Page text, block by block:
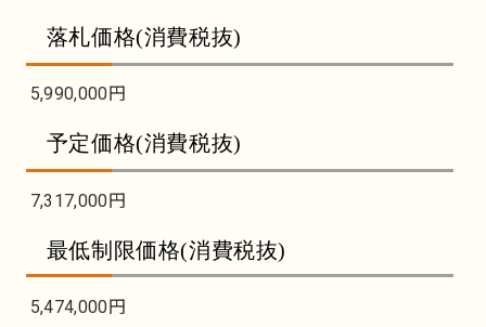
落札価格(消費税抜)
5,990,000円
予定価格(消費税抜)
7,317,000円
最低制限価格(消費税抜)
5,474,000円